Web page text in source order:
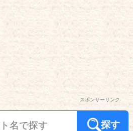
スポンサーリンク
探す